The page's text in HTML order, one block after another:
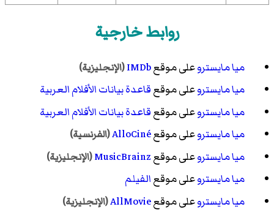
روابط خارجية
ميا مايستروعلى موقعIMDb(الإنجليزية)
ميا مايستروعلى موقعقاعدة بيانات الأفلام العربية
ميا مايستروعلى موقعقاعدة بيانات الأفلام العربية
ميا مايستروعلى موقعAlloCiné(الفرنسية)
ميا مايستروعلى موقعMusicBrainz(الإنجليزية)
ميا مايستروعلى موقعالفيلم
ميا مايستروعلى موقعAllMovie(الإنجليزية)